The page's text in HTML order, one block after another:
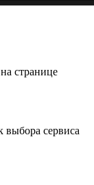
странице
выбора сервиса